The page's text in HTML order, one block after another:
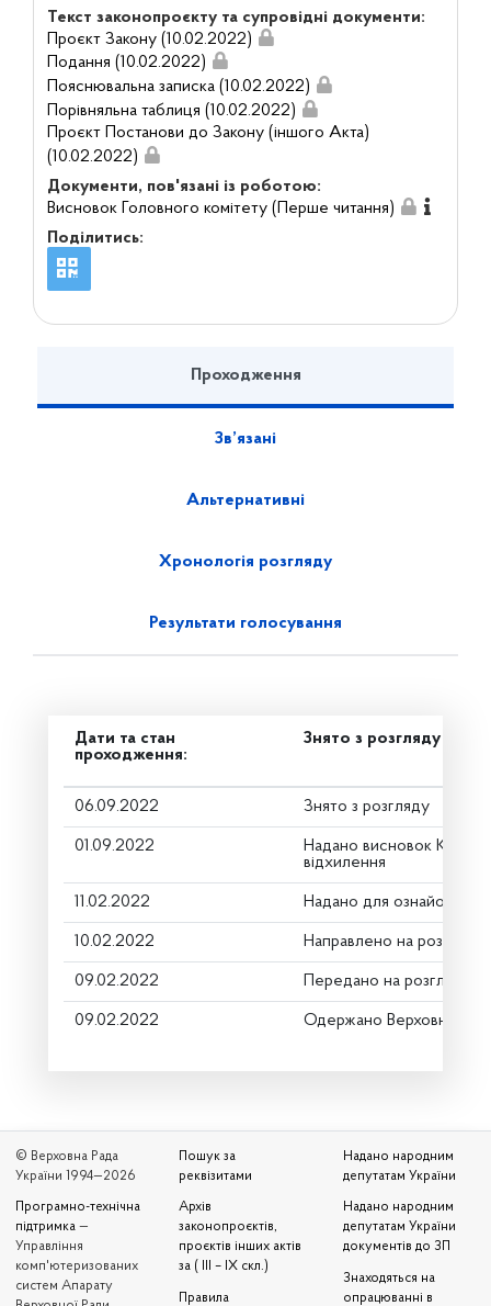
Текст законопроєкту та супровідні документи:
Проєкт Закону (10.02.2022)
Подання (10.02.2022)
Пояснювальна записка (10.02.2022)
Порівняльна таблиця (10.02.2022)
Проєкт Постанови до Закону (іншого Акта)
(10.02.2022)
Документи, пов'язані із роботою:
Висновок Головного комітету (Перше читання)
Поділитись:
Проходження
Зв’язані
Альтернативні
Хронологія розгляду
Результати голосування
Дати та стан
проходження:
Знято з розгляду
06.09.2022 Знято з розгляду
01.09.2022
Надано висновок
відхилення
11.02.2022 Надано для
10.02.2022 Направлено на розгляд
09.02.2022 Передано на розгляд
09.02.2022 Одержано Верховною
© Верховна Рада
України 1994—2026
Програмно-технічна
підтримка —
Управління
комп'ютеризованих
систем Апарату
Пошук за
реквізитами
Архів
законопроєктів,
проєктів інших актів
за ( III – IX скл.)
Правила
Надано народним
депутатам України
Надано народним
депутатам України
документів до ЗП
Знаходяться на
опрацюванні в